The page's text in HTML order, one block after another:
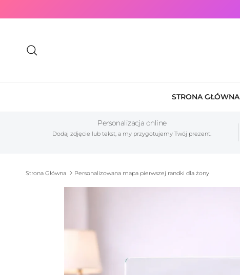
STRONA GŁÓWNA
Personalizacja online
Dodaj zdjęcie lub tekst, a my przygotujemy Twój prezent.
Strona Główna Personalizowana mapa pierwszej randki dla żony